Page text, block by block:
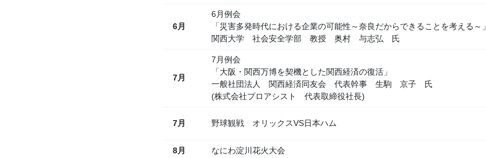
6月
6月例会
「災害多発時代における企業の可能性～奈良だからできることを考える～」
関西大学 社会安全学部 教授 奥村 与志弘 氏
7月
7月例会
「大阪・関西万博を契機とした関西経済の復活」
一般社団法人 関西経済同友会 代表幹事 生駒 京子 氏
(株式会社プロアシスト 代表取締役社長)
7月 野球観戦 オリックスVS日本ハム
8月 なにわ淀川花火大会